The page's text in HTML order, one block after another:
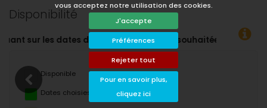
vous acceptez notre utilisation des cookies.
J'accepte
Préférences
Rejeter tout
Pour en savoir plus,
cliquez ici
Disponibilité
!
Disponible
Dates choisies